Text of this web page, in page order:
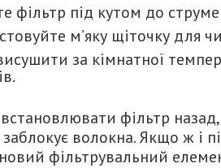
фільтр під кутом до
м’яку щіточку для
за кімнатної
фільтр
волокна. Якщо ж і
фільтрувальний